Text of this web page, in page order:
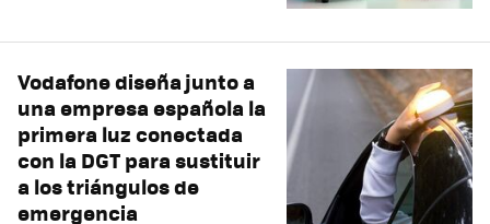
Vodafone diseña junto a
una empresa española la
primera luz conectada
con la DGT para sustituir
a los triángulos de
emergencia